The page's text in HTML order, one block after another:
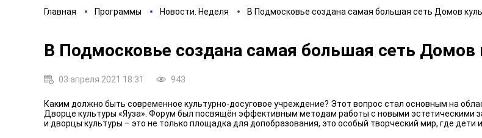
Главная Программы Новости. Неделя В Подмосковье создана самая большая сеть Домов
В Подмосковье создана самая большая сеть Домов
03 апреля 2021 18:31 943
Каким должно быть современное культурно-досуговое учреждение? Этот вопрос стал основным на
Дворце культуры «Яуза». Форум был посвящён эффективным методам работы с новыми эстетическими
и дворцы культуры – это не только площадка для допобразования, это особый творческий мир, где дети